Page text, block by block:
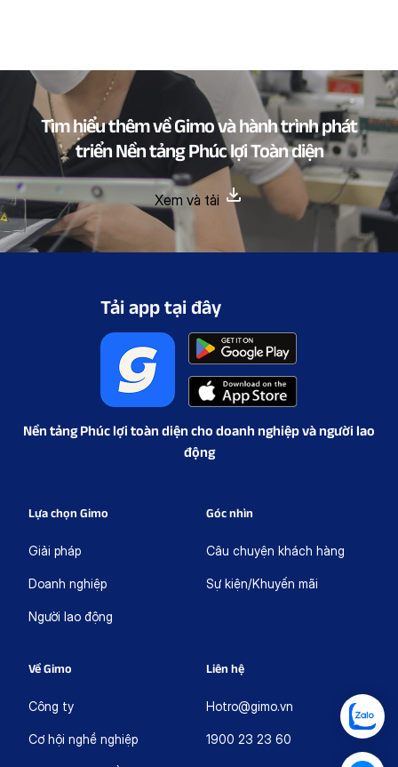
Tìm hiểu thêm về Gimo và hành trình phát
triển Nền tảng Phúc lợi Toàn diện
Xem và tải
Tải app tại đây
Nền tảng Phúc lợi toàn diện cho doanh nghiệp và người lao
động
Lựa chọn Gimo
Giải pháp
Doanh nghiệp
Người lao động
Góc nhìn
Câu chuyện khách hàng
Sự kiện/Khuyến mãi
Về Gimo
Công ty
Cơ hội nghề nghiệp
Liên hệ
Hotro@gimo.vn
1900 23 23 60